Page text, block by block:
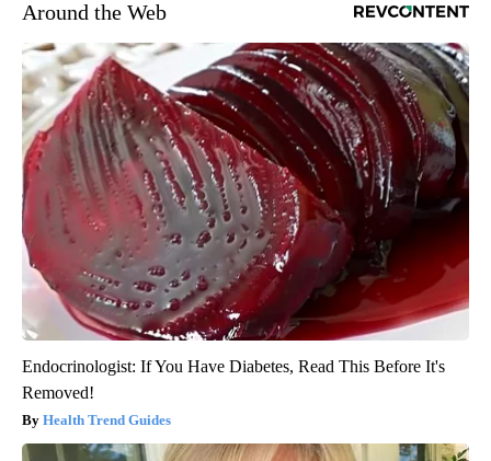
Around the Web
Endocrinologist: If You Have Diabetes, Read This Before It's
Removed!
Health Trend Guides